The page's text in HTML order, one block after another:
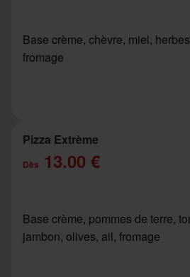
Base crème, chèvre, miel,
fromage
Pizza Extrème
Dès 13.00 €
Base crème, pommes de terre,
jambon, olives, ail, fromage